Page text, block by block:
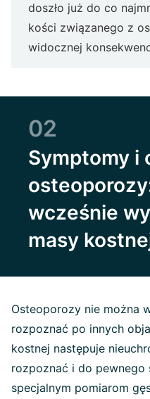
doszło już do co
kości związanego z
widocznej
02
Symptomy i
wcześnie
masy
Osteoporozy nie można
rozpoznać po innych
kostnej następuje
rozpoznać i do
specjalnym pomiarom